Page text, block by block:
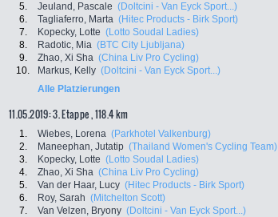
5.
Jeuland, Pascale (Doltcini - Van Eyck Sport...)
6.
Tagliaferro, Marta (Hitec Products - Birk Sport)
7.
Kopecky, Lotte (Lotto Soudal Ladies)
8.
Radotic, Mia (BTC City Ljubljana)
9.
Zhao, Xi Sha (China Liv Pro Cycling)
10.
Markus, Kelly (Doltcini - Van Eyck Sport...)
Alle Platzierungen
11.05.2019: 3. Etappe , 118.4 km
1. Wiebes, Lorena (Parkhotel Valkenburg)
2.
Maneephan, Jutatip (Thailand Women's Cycling Team)
3.
Kopecky, Lotte (Lotto Soudal Ladies)
4.
Zhao, Xi Sha (China Liv Pro Cycling)
5.
Van der Haar, Lucy (Hitec Products - Birk Sport)
6.
Roy, Sarah (Mitchelton Scott)
7.
Van Velzen, Bryony (Doltcini - Van Eyck Sport...)
Twitter
Newsletter: